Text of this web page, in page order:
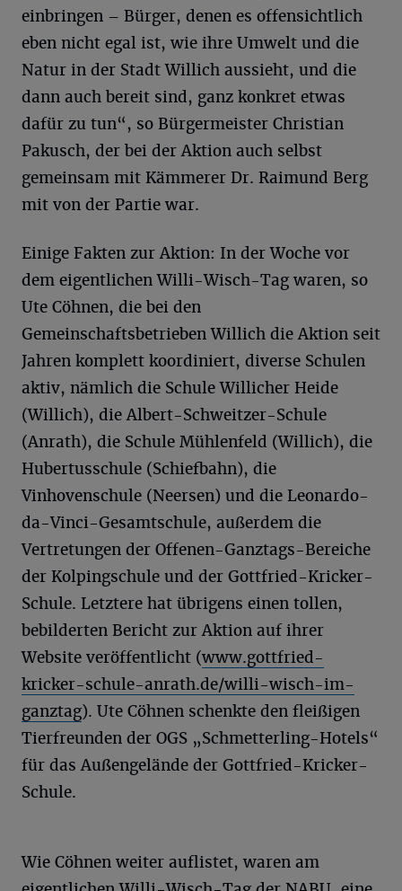
einbringen – Bürger, denen es offensichtlich
eben nicht egal ist, wie ihre Umwelt und die
Natur in der Stadt Willich aussieht, und die
dann auch bereit sind, ganz konkret etwas
dafür zu tun“, so Bürgermeister Christian
Pakusch, der bei der Aktion auch selbst
gemeinsam mit Kämmerer Dr. Raimund Berg
mit von der Partie war.
Einige Fakten zur Aktion: In der Woche vor
dem eigentlichen Willi-Wisch-Tag waren, so
Ute Cöhnen, die bei den
Gemeinschaftsbetrieben Willich die Aktion seit
Jahren komplett koordiniert, diverse Schulen
aktiv, nämlich die Schule Willicher Heide
(Willich), die Albert-Schweitzer-Schule
(Anrath), die Schule Mühlenfeld (Willich), die
Hubertusschule (Schiefbahn), die
Vinhovenschule (Neersen) und die Leonardo-
da-Vinci-Gesamtschule, außerdem die
Vertretungen der Offenen-Ganztags-Bereiche
der Kolpingschule und der Gottfried-Kricker-
Schule. Letztere hat übrigens einen tollen,
bebilderten Bericht zur Aktion auf ihrer
Website veröffentlicht (www.gottfried-
kricker-schule-anrath.de/willi-wisch-im-
ganztag). Ute Cöhnen schenkte den fleißigen
Tierfreunden der OGS „Schmetterling-Hotels“
für das Außengelände der Gottfried-Kricker-
Schule.
Wie Cöhnen weiter auflistet, waren am